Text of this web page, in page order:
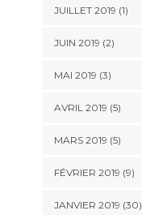
JUILLET 2019 (1)
JUIN 2019 (2)
MAI 2019 (3)
AVRIL 2019 (5)
MARS 2019 (5)
FÉVRIER 2019 (9)
JANVIER 2019 (30)